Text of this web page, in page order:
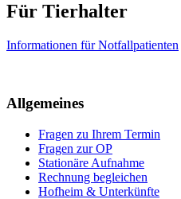
Für Tierhalter
Informationen für Notfallpatienten
Allgemeines
Fragen zu Ihrem Termin
Fragen zur OP
Stationäre Aufnahme
Rechnung begleichen
Hofheim & Unterkünfte